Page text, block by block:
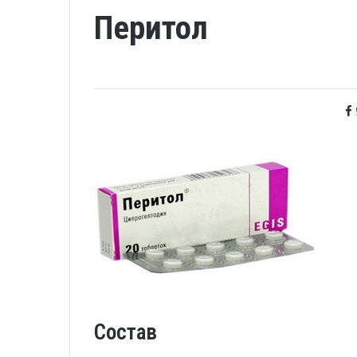
Перитол
Состав